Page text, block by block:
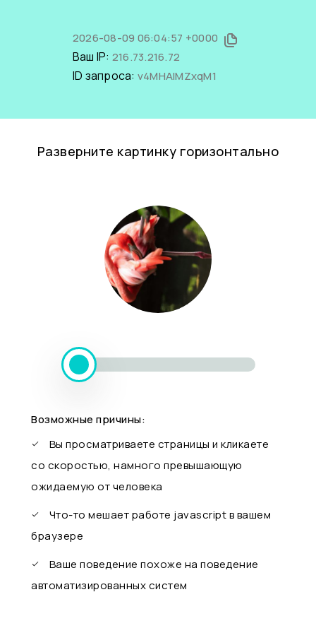
2026-08-09 06:04:57 +0000
Ваш IP: 216.73.216.72
ID запроса: v4MHAlMZxqM1
Разверните картинку горизонтально
Возможные причины:
Вы просматриваете страницы и кликаете
со скоростью, намного превышающую
ожидаемую от человека
Что-то мешает работе javascript в вашем
браузере
Ваше поведение похоже на поведение
автоматизированных систем